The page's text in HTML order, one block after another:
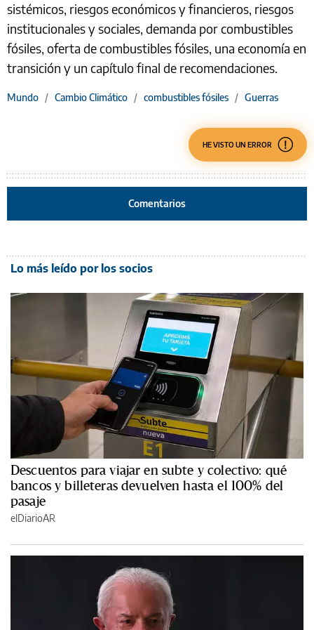
sistémicos, riesgos económicos y financieros, riesgos
institucionales y sociales, demanda por combustibles
fósiles, oferta de combustibles fósiles, una economía en
transición y un capítulo final de recomendaciones.
Mundo / Cambio Climático / combustibles fósiles / Guerras
HE VISTO UN ERROR
Comentarios
Lo más leído por los socios
Descuentos para viajar en subte y colectivo: qué
bancos y billeteras devuelven hasta el 100% del
pasaje
elDiarioAR